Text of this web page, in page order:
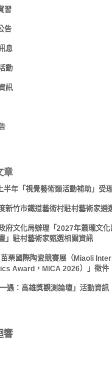
習
告
息
動
訊
章
半年「視覺藝術類活動補助」受
新竹市鐵道藝術村駐村藝術家遴
府文化局辦理「2027年蕭瓏文
」駐村藝術家甄選相關資訊
苗栗國際陶瓷競賽展（Miaoli
Award，MICA 2026）」徵件
一遇：高雄獎觀測論壇」活動資訊
響